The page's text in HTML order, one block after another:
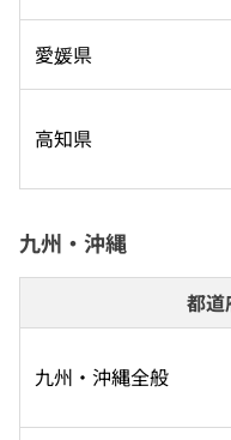
愛媛県
高知県
九州・沖縄
都道
九州・沖縄全般